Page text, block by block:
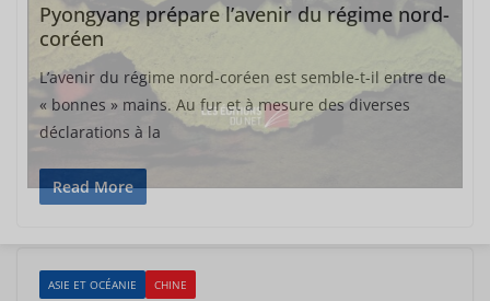
Pyongyang prépare l’avenir du régime nord-
coréen
L’avenir du régime nord-coréen est semble-t-il entre de
« bonnes » mains. Au fur et à mesure des diverses
déclarations à la
Read More
ASIE ET OCÉANIE CHINE